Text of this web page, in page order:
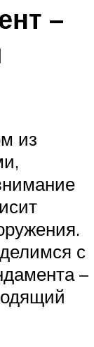
–
из
с
–